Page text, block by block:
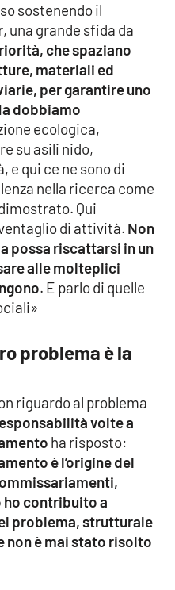
sostenendo il
, una grande sfida da
che spaziano
materiali ed
per garantire uno
dobbiamo
ecologica,
su asili nido,
e qui ce ne sono di
nella ricerca come
Qui
di attività. Non
possa riscattarsi in un
alle molteplici
. E parlo di quelle
problema è la
riguardo al problema
volte a
ha risposto:
è l’origine del
ho contribuito a
problema, strutturale
non è mai stato risolto